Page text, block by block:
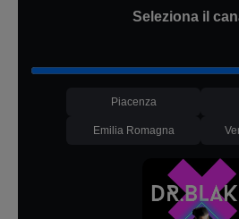
Seleziona il
Piacenza
Emilia Romagna